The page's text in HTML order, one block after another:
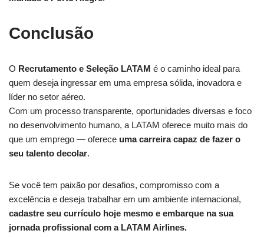
Conclusão
O Recrutamento e Seleção LATAM é o caminho ideal para
quem deseja ingressar em uma empresa sólida, inovadora e
líder no setor aéreo.
Com um processo transparente, oportunidades diversas e foco
no desenvolvimento humano, a LATAM oferece muito mais do
que um emprego — oferece uma carreira capaz de fazer o
seu talento decolar.
Se você tem paixão por desafios, compromisso com a
excelência e deseja trabalhar em um ambiente internacional,
cadastre seu currículo hoje mesmo e embarque na sua
jornada profissional com a LATAM Airlines.